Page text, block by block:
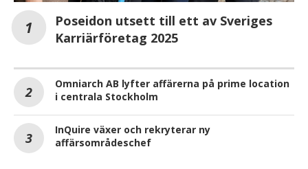
Poseidon utsett till ett av Sveriges
Karriärföretag 2025
Omniarch AB lyfter affärerna på prime location
i centrala Stockholm
InQuire växer och rekryterar ny
affärsområdeschef